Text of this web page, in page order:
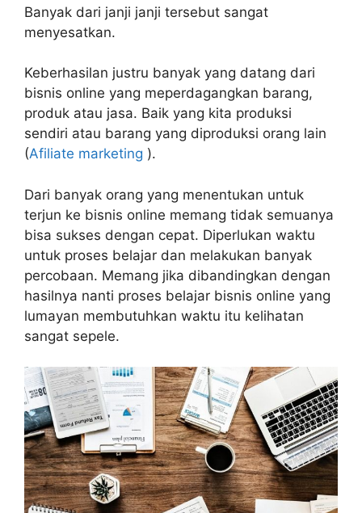
Banyak dari janji janji tersebut sangat
menyesatkan.
Keberhasilan justru banyak yang datang dari
bisnis online yang meperdagangkan barang,
produk atau jasa. Baik yang kita produksi
sendiri atau barang yang diproduksi orang lain
(Afiliate marketing ).
Dari banyak orang yang menentukan untuk
terjun ke bisnis online memang tidak semuanya
bisa sukses dengan cepat. Diperlukan waktu
untuk proses belajar dan melakukan banyak
percobaan. Memang jika dibandingkan dengan
hasilnya nanti proses belajar bisnis online yang
lumayan membutuhkan waktu itu kelihatan
sangat sepele.